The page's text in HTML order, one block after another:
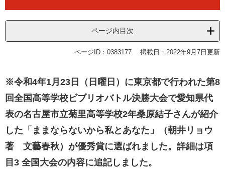
ページ内目次
ページID：0383177 掲載日：2022年9月7日更新
※令和4年1月23日（日曜日）に東京都で行われた第8
回全国高等学校ビブリオバトル決勝大会で愛知県代
表の名古屋市立菊里高等学校2年桑原結子さんが紹介
した「ままならないから私とあなた」（朝井リョウ
著 文藝春秋）が優秀賞に選ばれました。詳細は項
目3 全国大会の内容に追記しました。